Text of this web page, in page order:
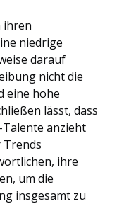
ihren
niedrige
darauf
nicht die
eine hohe
lässt, dass
anzieht
Trends
ihre
um die
insgesamt zu